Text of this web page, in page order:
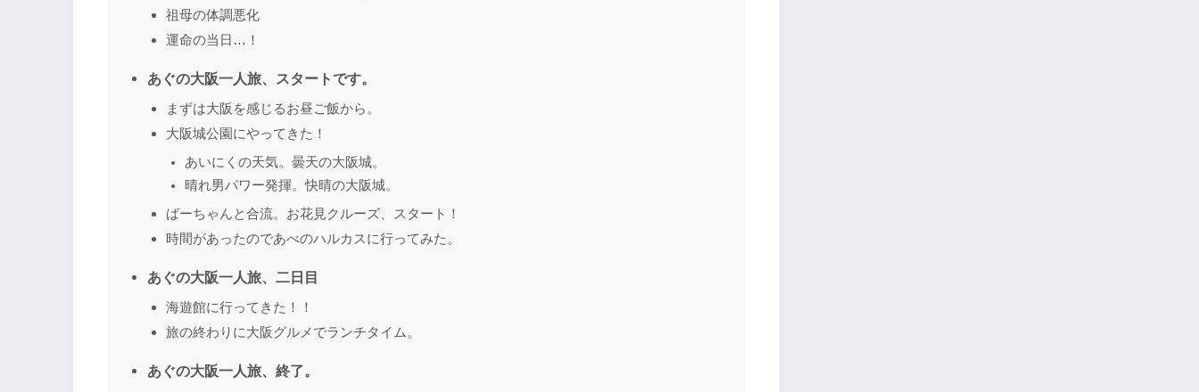
祖母の体調悪化
運命の当日…！
あぐの大阪一人旅、スタートです。
まずは大阪を感じるお昼ご飯から。
大阪城公園にやってきた！
あいにくの天気。曇天の大阪城。
晴れ男パワー発揮。快晴の大阪城。
ばーちゃんと合流。お花見クルーズ、スタート！
時間があったのであべのハルカスに行ってみた。
あぐの大阪一人旅、二日目
海遊館に行ってきた！！
旅の終わりに大阪グルメでランチタイム。
あぐの大阪一人旅、終了。